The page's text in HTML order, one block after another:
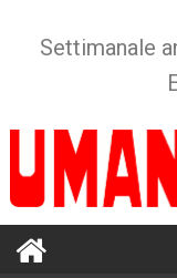
Settimanale